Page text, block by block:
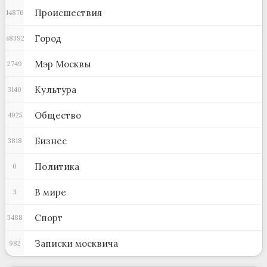
Происшествия
14876
Город
48392
Мэр Москвы
2749
Культура
3140
Общество
4925
Бизнес
3818
Политика
0
В мире
3
Спорт
3488
Записки москвича
982